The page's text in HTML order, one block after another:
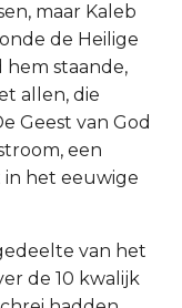
maar Kaleb
de Heilige
hem staande,
allen, die
Geest van God
een
het eeuwige
van het
de 10 kwalijk